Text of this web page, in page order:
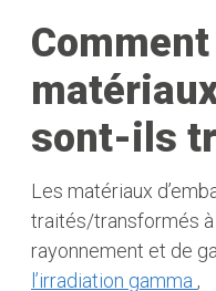
sont-ils
Les matériaux
traités/transformés à
rayonnement et de
l’irradiation gamma ,